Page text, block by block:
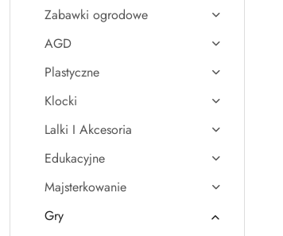
Zabawki ogrodowe
AGD
Plastyczne
Klocki
Lalki I Akcesoria
Edukacyjne
Majsterkowanie
Gry